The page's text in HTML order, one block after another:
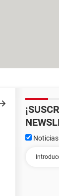
Noticias